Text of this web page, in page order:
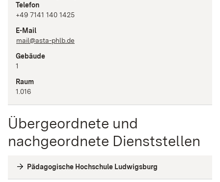
Telefon
+49 7141 140 1425
E-Mail
mail@asta-phlb.de
Gebäude
1
Raum
1.016
Übergeordnete und
nachgeordnete Dienststellen
Pädagogische Hochschule Ludwigsburg